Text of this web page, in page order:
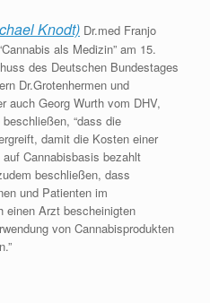
Knodt) Dr.med Franjo
als Medizin” am 15.
des Deutschen Bundestages
Dr.Grotenhermen und
auch Georg Wurth vom DHV,
“dass die
damit die Kosten einer
Cannabisbasis bezahlt
beschließen, dass
und Patienten im
einen Arzt bescheinigten
von Cannabisprodukten